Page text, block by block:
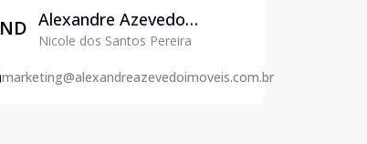
ND Alexandre Azevedo
Imóveis - Venda e
Locação em Varginha
Nicole dos Santos Pereira
marketing@alexandreazevedoimoveis.com.br